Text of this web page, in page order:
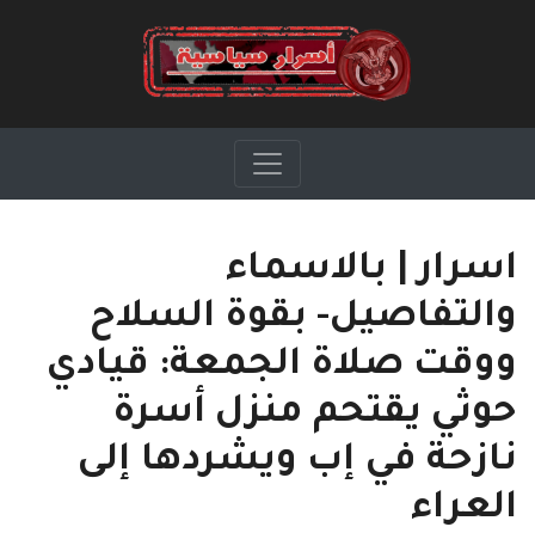
اسرار | بالاسماء
والتفاصيل- بقوة السلاح
ووقت صلاة الجمعة: قيادي
حوثي يقتحم منزل أسرة
نازحة في إب ويشردها إلى
العراء